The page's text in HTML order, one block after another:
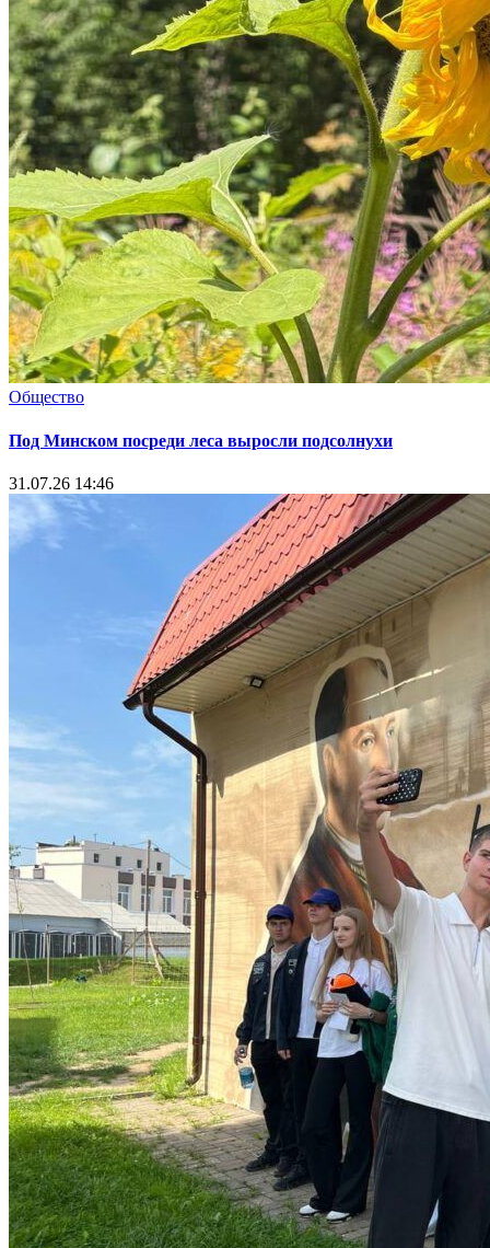
Общество
Под Минском посреди леса выросли подсолнухи
31.07.26 14:46